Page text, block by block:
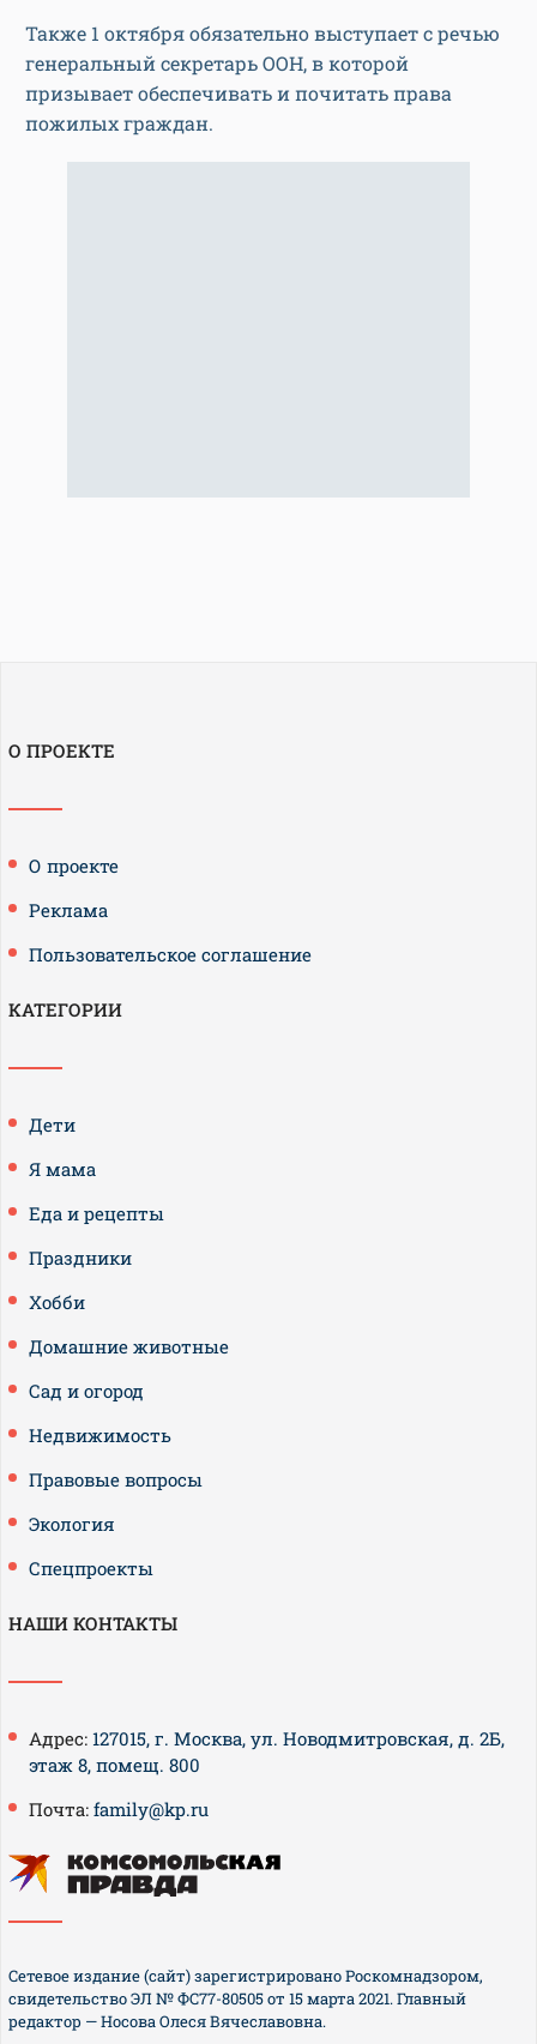
Также 1 октября обязательно выступает с речью
генеральный секретарь ООН, в которой
призывает обеспечивать и почитать права
пожилых граждан.
О ПРОЕКТЕ
О проекте
Реклама
Пользовательское соглашение
КАТЕГОРИИ
Дети
Я мама
Еда и рецепты
Праздники
Хобби
Домашние животные
Сад и огород
Недвижимость
Правовые вопросы
Экология
Спецпроекты
НАШИ КОНТАКТЫ
Адрес: 127015, г. Москва, ул. Новодмитровская, д. 2Б,
этаж 8, помещ. 800
Почта: family@kp.ru
Сетевое издание (сайт) зарегистрировано Роскомнадзором,
свидетельство ЭЛ № ФС77-80505 от 15 марта 2021. Главный
редактор — Носова Олеся Вячеславовна.